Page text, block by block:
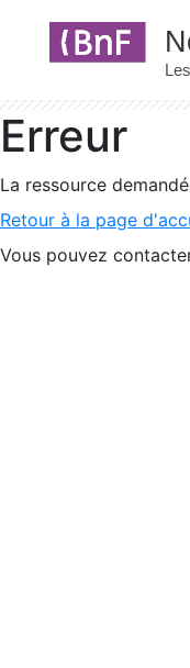
Erreur
La ressource
Retour à la page
Vous pouvez